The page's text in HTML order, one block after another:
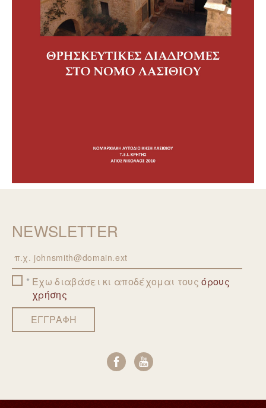
NEWSLETTER
EmailΈχω διαβάσει κι αποδέχομαι τουςόρους
χρήσης
ΕΓΓΡΑΦΗ